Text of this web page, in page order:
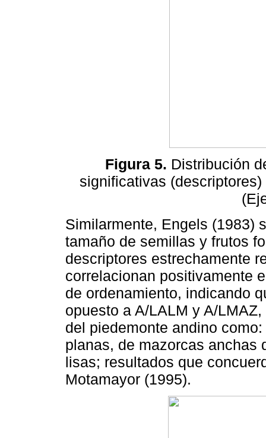
Figura 5. Distribución
significativas
Similarmente, Engels (1983)
tamaño de semillas y frutos
descriptores estrechamente
correlacionan positivamente
de ordenamiento, indicando
opuesto a A/LALM y A/
del piedemonte andino
planas, de mazorcas anchas
lisas; resultados que
Motamayor (1995).